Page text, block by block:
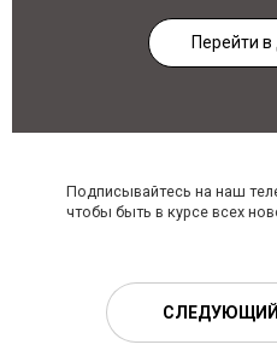
Перейти
Подписывайтесь на наш
чтобы быть в курсе всех